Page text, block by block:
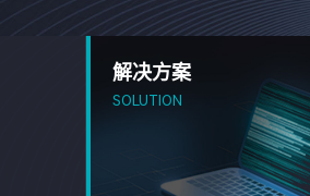
解决方案
SOLUTION